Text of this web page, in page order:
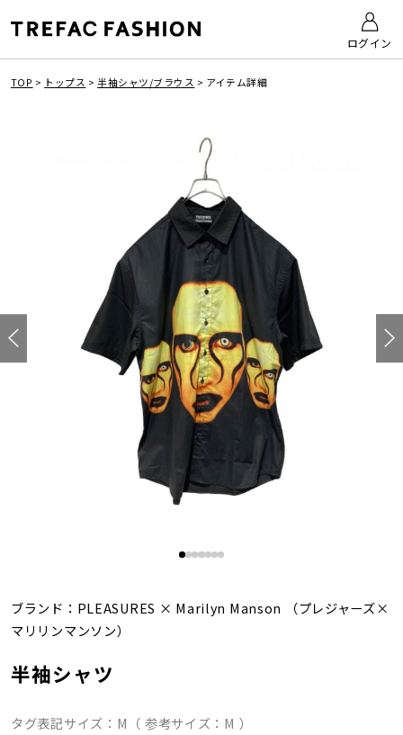
ログイン
TOP > トップス > 半袖シャツ/ブラウス > アイテム詳細
ブランド： PLEASURES × Marilyn Manson
（プレジャーズ×
マリリンマンソン）
半袖シャツ
タグ表記サイズ：M（ 参考サイズ：M ）